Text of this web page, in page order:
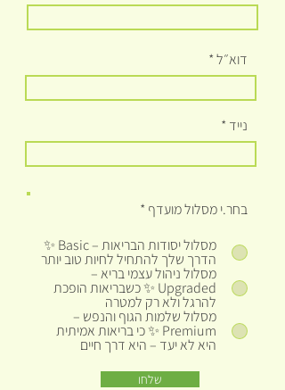
דוא״ל
נייד
בחר.י מסלול מועדף *
מסלול יסודות הבריאות – Basic ✨
הדרך שלך להתחיל לחיות טוב יותר
מסלול ניהול עצמי בריא –
Upgraded ✨ כשבריאות הופכת
להרגל ולא רק למטרה
מסלול שלמות הגוף והנפש –
Premium ✨ כי בריאות אמיתית
היא לא יעד – היא דרך חיים
שלחו